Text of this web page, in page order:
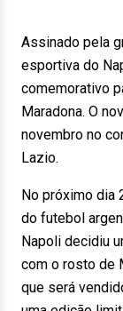
Assinado pela
esportiva do
comemorativo
Maradona. O
novembro no
Lazio.
No próximo dia
do futebol
Napoli decidiu
com o rosto de
que será